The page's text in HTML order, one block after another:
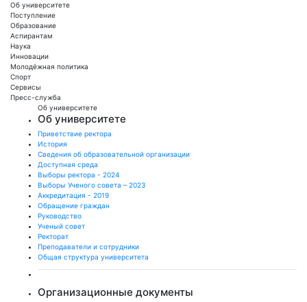
Об университете
Поступление
Образование
Аспирантам
Наука
Инновации
Молодёжная политика
Спорт
Сервисы
Пресс-служба
Об университете
Об университете
Приветствие ректора
История
Сведения об образовательной организации
Доступная среда
Выборы ректора - 2024
Выборы Ученого совета – 2023
Аккредитация - 2019
Обращение граждан
Руководство
Ученый совет
Ректорат
Преподаватели и сотрудники
Общая структура университета
Организационные документы